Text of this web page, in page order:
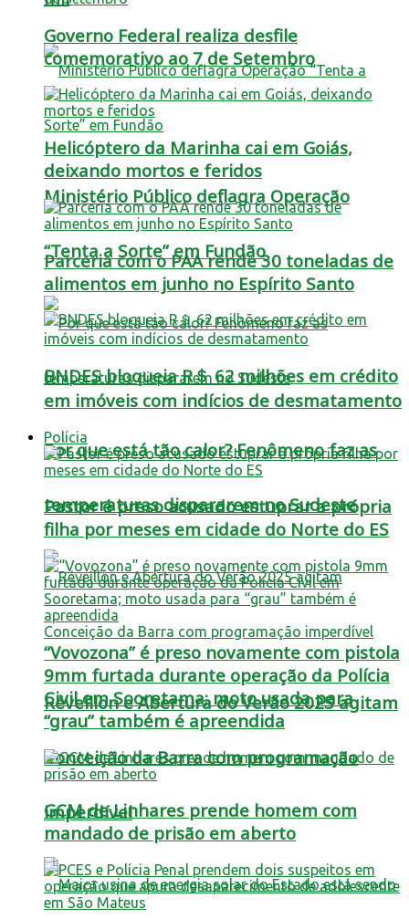
Ministério Público deflagra Operação
“Tenta a Sorte” em Fundão
Por que está tão calor? Fenômeno faz as
temperaturas dispararem no Sudeste
Réveillon e Abertura do Verão 2025 agitam
Conceição da Barra com programação
imperdível
Governo Federal realiza desfile
comemorativo ao 7 de Setembro
Helicóptero da Marinha cai em Goiás,
deixando mortos e feridos
Parceria com o PAA rende 30 toneladas de
alimentos em junho no Espírito Santo
BNDES bloqueia R＄ 62 milhões em crédito
em imóveis com indícios de desmatamento
Polícia
Pastor é preso acusado estuprar a própria
filha por meses em cidade do Norte do ES
“Vovozona” é preso novamente com pistola
9mm furtada durante operação da Polícia
Civil em Sooretama; moto usada para
“grau” também é apreendida
GCM de Linhares prende homem com
mandado de prisão em aberto